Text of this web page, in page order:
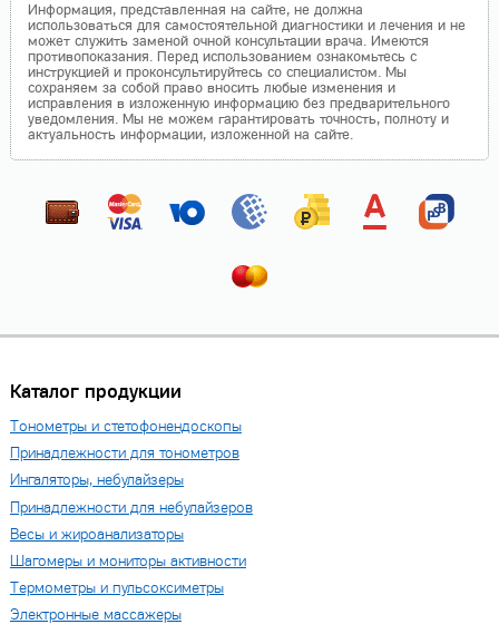
Информация, представленная на сайте, не должна
использоваться для самостоятельной диагностики и лечения и не
может служить заменой очной консультации врача. Имеются
противопоказания. Перед использованием ознакомьтесь с
инструкцией и проконсультируйтесь со специалистом. Мы
сохраняем за собой право вносить любые изменения и
исправления в изложенную информацию без предварительного
уведомления. Мы не можем гарантировать точность, полноту и
актуальность информации, изложенной на сайте.
Каталог продукции
Тонометры и стетофонендоскопы
Принадлежности для тонометров
Ингаляторы, небулайзеры
Принадлежности для небулайзеров
Весы и жироанализаторы
Шагомеры и мониторы активности
Термометры и пульсоксиметры
Электронные массажеры